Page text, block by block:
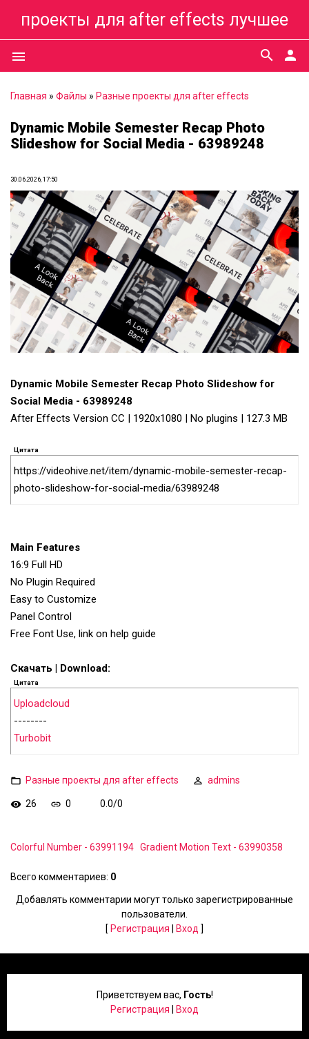
проекты для after effects лучшее
menu person
search
Главная » Файлы » Разные проекты для after effects
Dynamic Mobile Semester Recap Photo
Slideshow for Social Media - 63989248
30.06.2026, 17:50
Dynamic Mobile Semester Recap Photo Slideshow for
Social Media - 63989248
After Effects Version CC | 1920x1080 | No plugins | 127.3 MB
Цитата
https://videohive.net/item/dynamic-mobile-semester-recap-
photo-slideshow-for-social-media/63989248
Main Features
16:9 Full HD
No Plugin Required
Easy to Customize
Panel Control
Free Font Use, link on help guide
Скачать | Download:
Цитата
Uploadcloud
--------
Turbobit
Разные проекты для after effects admins
26 0 0.0/0
Colorful Number - 63991194 Gradient Motion Text - 63990358
Всего комментариев: 0
Добавлять комментарии могут только зарегистрированные
пользователи.
[ Регистрация Вход ]
Приветствуем вас, Гость!
Регистрация
Вход